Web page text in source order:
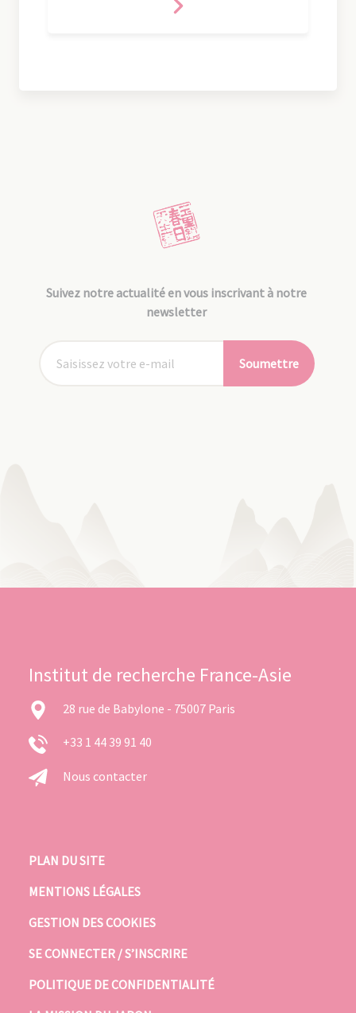
Suivez notre actualité en vous inscrivant à notre
newsletter
Soumettre
Institut de recherche France-Asie
28 rue de Babylone - 75007 Paris
+33 1 44 39 91 40
Nous contacter
PLAN DU SITE
MENTIONS LÉGALES
GESTION DES COOKIES
SE CONNECTER / S’INSCRIRE
POLITIQUE DE CONFIDENTIALITÉ